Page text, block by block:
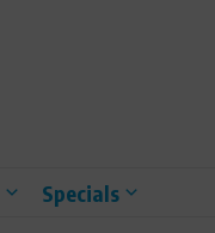
Specials